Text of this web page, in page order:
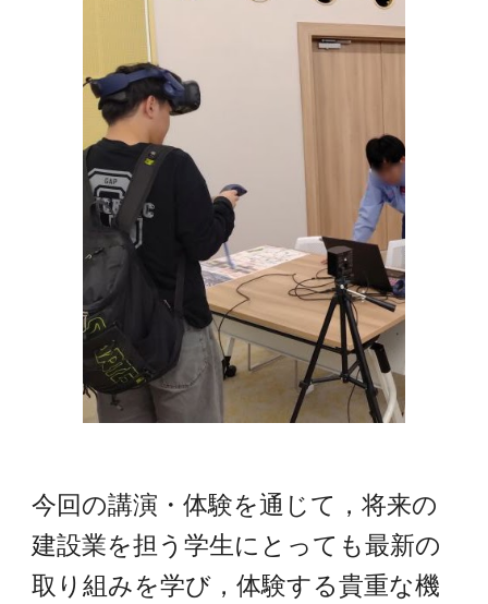
今回の講演・体験を通じて，将来の
建設業を担う学生にとっても最新の
取り組みを学び，体験する貴重な機